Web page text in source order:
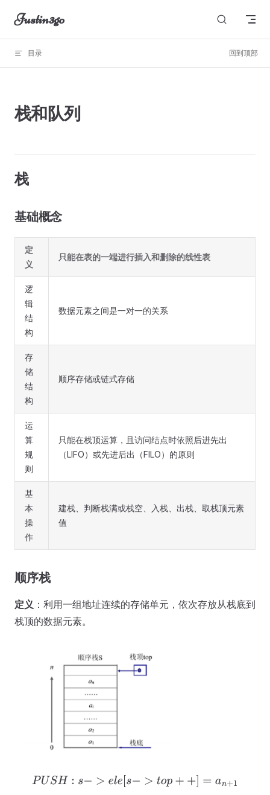
Skip to content
Justin3go
目录 回到顶部
栈和队列
栈
基础概念
定
义
只能在表的一端进行插入和删除的线性表
逻
辑
结
构
数据元素之间是一对一的关系
存
储
结
构
顺序存储或链式存储
运
算
规
则
只能在栈顶运算，且访问结点时依照后进先出
（LIFO）或先进后出（FILO）的原则
基
本
操
作
建栈、判断栈满或栈空、入栈、出栈、取栈顶元素
值
顺序栈
定义 ：利用一组地址连续的存储单元，依次存放从栈底到
栈顶的数据元素。
P U SH s− >ele [s− >to p++ ]= an
1